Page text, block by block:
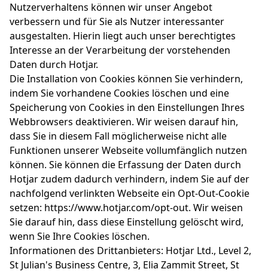
Nutzerverhaltens können wir unser Angebot
verbessern und für Sie als Nutzer interessanter
ausgestalten. Hierin liegt auch unser berechtigtes
Interesse an der Verarbeitung der vorstehenden
Daten durch Hotjar.
Die Installation von Cookies können Sie verhindern,
indem Sie vorhandene Cookies löschen und eine
Speicherung von Cookies in den Einstellungen Ihres
Webbrowsers deaktivieren. Wir weisen darauf hin,
dass Sie in diesem Fall möglicherweise nicht alle
Funktionen unserer Webseite vollumfänglich nutzen
können. Sie können die Erfassung der Daten durch
Hotjar zudem dadurch verhindern, indem Sie auf der
nachfolgend verlinkten Webseite ein Opt-Out-Cookie
setzen: https://www.hotjar.com/opt-out. Wir weisen
Sie darauf hin, dass diese Einstellung gelöscht wird,
wenn Sie Ihre Cookies löschen.
Informationen des Drittanbieters: Hotjar Ltd., Level 2,
St Julian's Business Centre, 3, Elia Zammit Street, St